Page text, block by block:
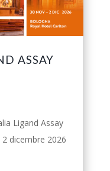
ASSAY
Ligand Assay
dicembre 2026